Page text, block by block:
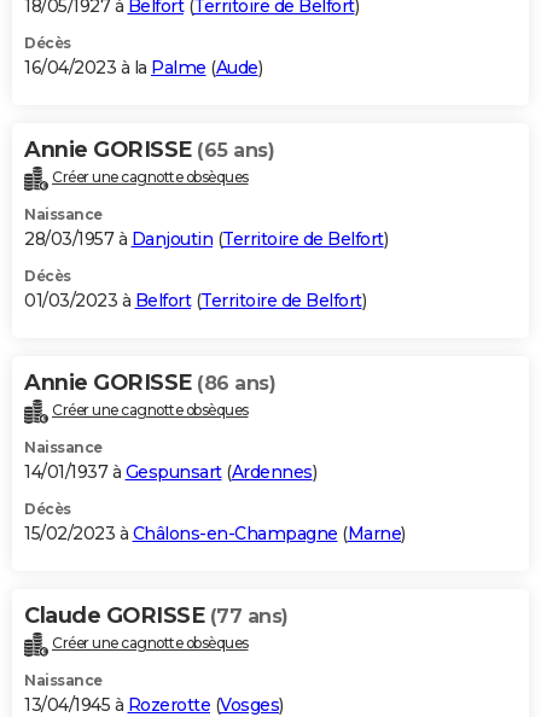
18/05/1927 à Belfort(Territoire de Belfort)
Décès
16/04/2023 à la Palme (Aude)
Annie GORISSE (65 ans)
Créer une cagnotte obsèques
Naissance
28/03/1957 à Danjoutin (Territoire de Belfort)
Décès
01/03/2023 à Belfort(Territoire de Belfort)
Annie GORISSE (86 ans)
Créer une cagnotte obsèques
Naissance
14/01/1937 à Gespunsart(Ardennes)
Décès
15/02/2023 à Châlons-en-Champagne (Marne)
Claude GORISSE (77 ans)
Créer une cagnotte obsèques
Naissance
13/04/1945 à Rozerotte (Vosges)